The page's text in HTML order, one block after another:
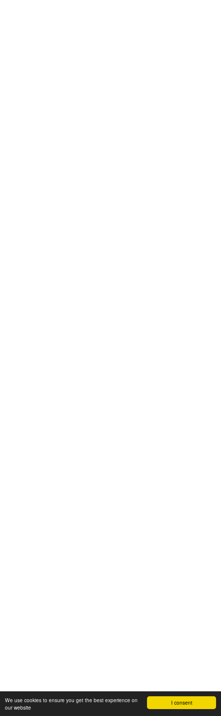
I consent
We use cookies to ensure you get the best experience on
our website